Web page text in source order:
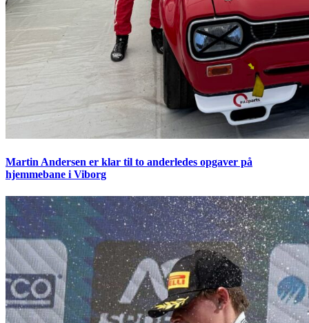
Martin Andersen er klar til to anderledes opgaver på
hjemmebane i Viborg